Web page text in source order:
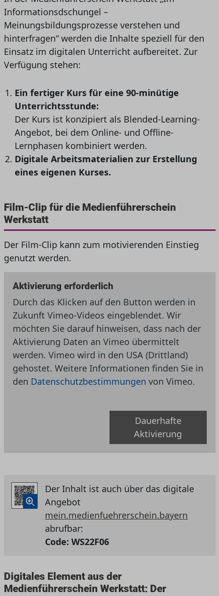
Informationsdschungel –
Meinungsbildungsprozesse verstehen und
hinterfragen“ werden die Inhalte speziell für den
Einsatz im digitalen Unterricht aufbereitet. Zur
Verfügung stehen:
Ein fertiger Kurs für eine 90-minütige
Unterrichtsstunde:
Der Kurs ist konzipiert als Blended-Learning-
Angebot, bei dem Online- und Offline-
Lernphasen kombiniert werden.
Digitale Arbeitsmaterialien zur Erstellung
eines eigenen Kurses.
Film-Clip für die Medienführerschein
Werkstatt
Der Film-Clip kann zum motivierenden Einstieg
genutzt werden.
Aktivierung erforderlich
Durch das Klicken auf den Button werden in
Zukunft Vimeo-Videos eingeblendet. Wir
möchten Sie darauf hinweisen, dass nach der
Aktivierung Daten an Vimeo übermittelt
werden. Vimeo wird in den USA (Drittland)
gehostet. Weitere Informationen finden Sie in
den Datenschutzbestimmungen von Vimeo.
Dauerhafte
Aktivierung
Der Inhalt ist auch über das digitale
Angebot
mein.medienfuehrerschein.bayern
abrufbar:
Code:WS22F06
Digitales Element aus der
Medienführerschein Werkstatt: Der